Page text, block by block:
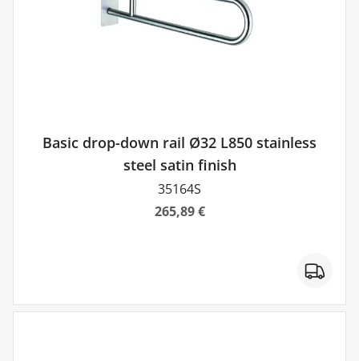
Basic drop-down rail Ø32 L850 stainless
steel satin finish
35164S
265,89 €